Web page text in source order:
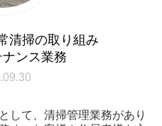
清掃の取り組み
ンス業務
して、清掃管理業務があり